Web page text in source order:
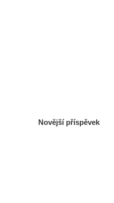
Novější příspěvek